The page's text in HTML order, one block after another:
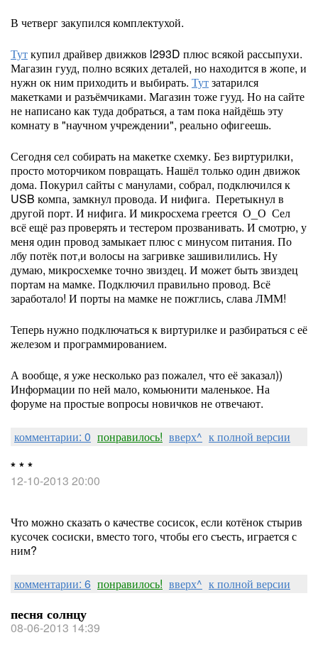
В четверг закупился комплектухой.
Туткупил драйвер движков l293D плюс всякой рассыпухи.
Магазин гууд, полно всяких деталей, но находится в жопе, и
нужн ок ним приходить и выбирать. Тутзатарился
макетками и разъёмчиками. Магазин тоже гууд. Но на сайте
не написано как туда добраться, а там пока найдёшь эту
комнату в "научном учреждении", реально офигеешь.
Сегодня сел собирать на макетке схемку. Без виртурилки,
просто моторчиком повращать. Нашёл только один движок
дома. Покурил сайты с манулами, собрал, подключился к
USB компа, замкнул провода. И нифига. Перетыкнул в
другой порт. И нифига. И микросхема греется О_О Сел
всё ещё раз проверять и тестером прозванивать. И смотрю, у
меня один провод замыкает плюс с минусом питания. По
лбу потёк пот,и волосы на загривке зашивилились. Ну
думаю, микросхемке точно звиздец. И может быть звиздец
портам на мамке. Подключил правильно провод. Всё
заработало! И порты на мамке не пожглись, слава ЛММ!
Теперь нужно подключаться к виртурилке и разбираться с её
железом и программированием.
А вообще, я уже несколько раз пожалел, что её заказал))
Информации по ней мало, комьюнити маленькое. На
форуме на простые вопросы новичков не отвечают.
комментарии: 0 понравилось! вверх^ к полной версии
* * *
12-10-2013 20:00
Что можно сказать о качестве сосисок, если котёнок стырив
кусочек сосиски, вместо того, чтобы его съесть, играется с
ним?
комментарии: 6 понравилось! вверх^ к полной версии
песня солнцу
08-06-2013 14:39